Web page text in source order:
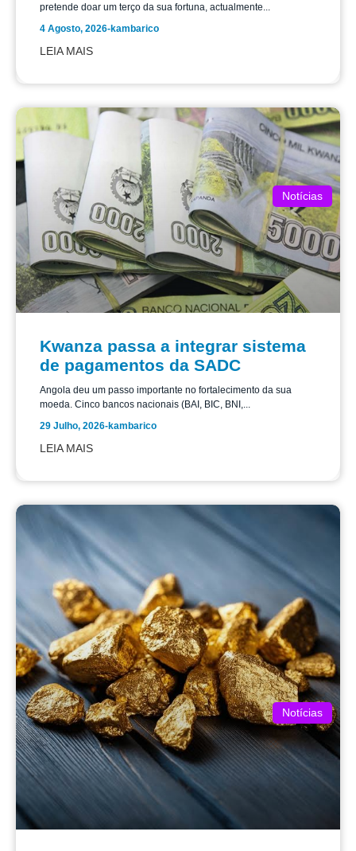
pretende doar um terço da sua fortuna, actualmente...
4 Agosto, 2026-kambarico
LEIA MAIS
Notícias
Kwanza passa a integrar sistema
de pagamentos da SADC
Angola deu um passo importante no fortalecimento da sua
moeda. Cinco bancos nacionais (BAI, BIC, BNI,...
29 Julho, 2026-kambarico
LEIA MAIS
Notícias